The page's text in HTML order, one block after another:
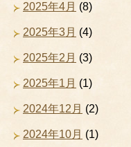
2025年4月 (8)
2025年3月 (4)
2025年2月 (3)
2025年1月 (1)
2024年12月 (2)
2024年10月 (1)